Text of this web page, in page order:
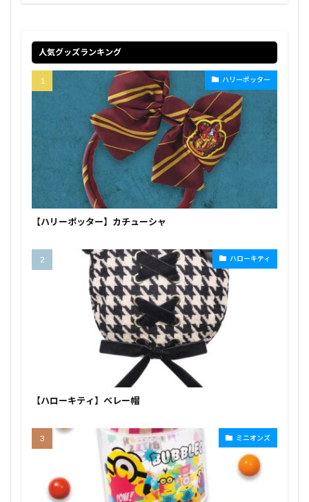
人気グッズランキング
ハリーポッター
【ハリーポッター】カチューシャ
ハローキティ
【ハローキティ】ベレー帽
ミニオンズ